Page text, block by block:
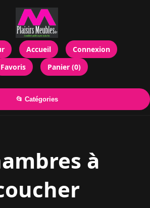
Accueil
Connexion
Favoris
Panier (0)
📂 Catégories
à